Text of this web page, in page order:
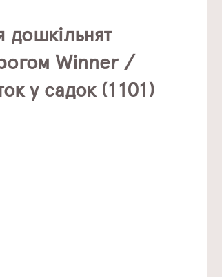
дошкільнят
Winner /
у садок (1101)